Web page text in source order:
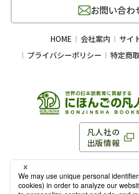
凡人社の
出版情報
〒102-0093 東京都千代田区平河町
TEL：03-3263-3959／FAX：03-
お問い合わ
HOME 会社案内
サイ
プライバシーポリシー
特定商